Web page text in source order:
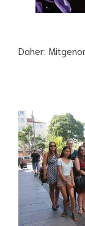
Daher: